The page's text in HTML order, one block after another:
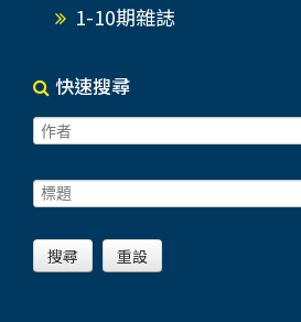
1-10期雜誌
快速搜尋